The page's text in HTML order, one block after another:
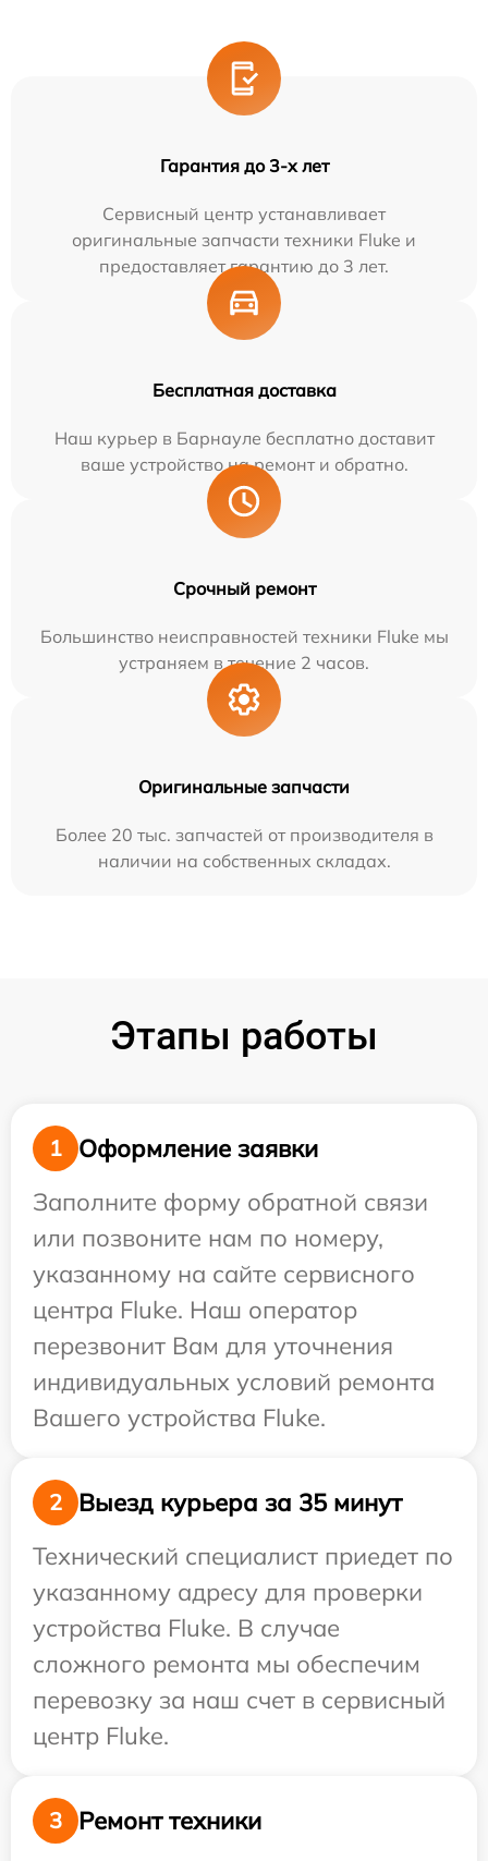
Гарантия до 3-х лет
Сервисный центр устанавливает
оригинальные запчасти техники Fluke и
предоставляет гарантию до 3 лет.
Бесплатная доставка
Наш курьер в Барнауле бесплатно доставит
ваше устройство на ремонт и обратно.
Срочный ремонт
Большинство неисправностей техники Fluke мы
устраняем в течение 2 часов.
Оригинальные запчасти
Более 20 тыс. запчастей от производителя в
наличии на собственных складах.
Этапы работы
1
Оформление заявки
Заполните форму обратной связи
или позвоните нам по номеру,
указанному на сайте сервисного
центра Fluke. Наш оператор
перезвонит Вам для уточнения
индивидуальных условий ремонта
Вашего устройства Fluke.
2
Выезд курьера за 35 минут
Технический специалист приедет по
указанному адресу для проверки
устройства Fluke. В случае
сложного ремонта мы обеспечим
перевозку за наш счет в сервисный
центр Fluke.
3
Ремонт техники